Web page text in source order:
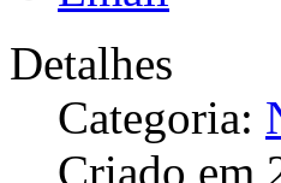
Detalhes
Categoria:
Criado em